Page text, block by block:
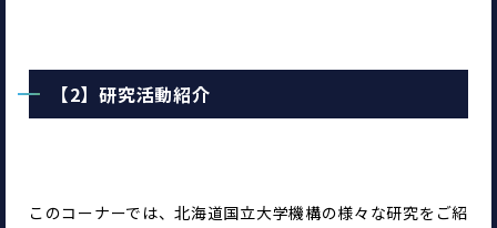
【2】研究活動紹介
このコーナーでは、北海道国立大学機構の様々な研究をご紹